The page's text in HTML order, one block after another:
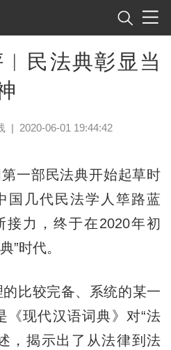
民法典彰显当
| 2020-06-01 19:44:42
部民法典开始起草时
国几代民法学人筚路蓝
力，终于在2020年初
”时代。
比较完备、系统的某一
《现代汉语词典》对“法
，揭示出了从法律到法